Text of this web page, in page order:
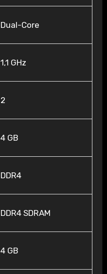
‎Dual-Core
‎1,1 GHz
‎2
‎4 GB
‎DDR4
‎DDR4 SDRAM
‎4 GB